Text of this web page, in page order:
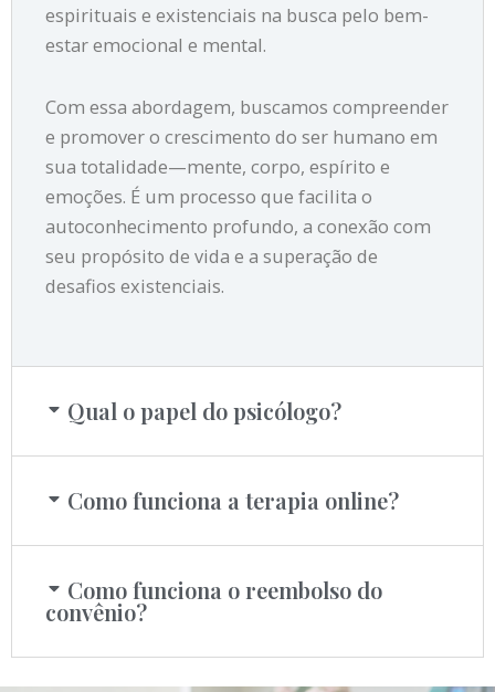
espirituais e existenciais na busca pelo bem-
estar emocional e mental.
Com essa abordagem, buscamos compreender
e promover o crescimento do ser humano em
sua totalidade—mente, corpo, espírito e
emoções. É um processo que facilita o
autoconhecimento profundo, a conexão com
seu propósito de vida e a superação de
desafios existenciais.
Qual o papel do psicólogo?
Como funciona a terapia online?
Como funciona o reembolso do
convênio?